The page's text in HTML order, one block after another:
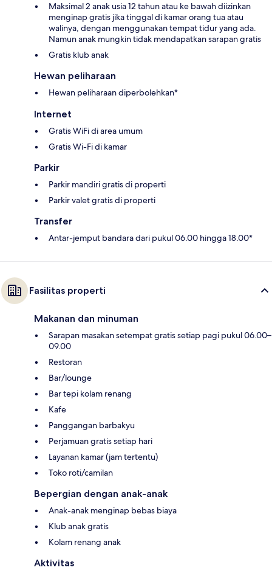
Maksimal 2 anak usia 12 tahun atau ke bawah diizinkan
menginap gratis jika tinggal di kamar orang tua atau
walinya, dengan menggunakan tempat tidur yang ada.
Namun anak mungkin tidak mendapatkan sarapan gratis
Gratis klub anak
Hewan peliharaan
Hewan peliharaan diperbolehkan*
Internet
Gratis WiFi di area umum
Gratis Wi-Fi di kamar
Parkir
Parkir mandiri gratis di properti
Parkir valet gratis di properti
Transfer
Antar-jemput bandara dari pukul 06.00 hingga 18.00*
Fasilitas properti
Makanan dan minuman
Sarapan masakan setempat gratis setiap pagi pukul 06.00–
09.00
Restoran
Bar/lounge
Bar tepi kolam renang
Kafe
Panggangan barbakyu
Perjamuan gratis setiap hari
Layanan kamar (jam tertentu)
Toko roti/camilan
Bepergian dengan anak-anak
Anak-anak menginap bebas biaya
Klub anak gratis
Kolam renang anak
Aktivitas